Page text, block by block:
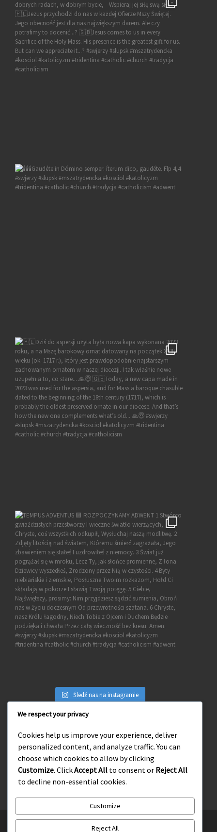
Śledź nas na instagramie
Wejdź na naszego facebooka
Słupskie Środowisko Tradycji Katolickiej
We respect your privacy
Cookies help us improve your experience, deliver
personalized content, and analyze traffic. You can
choose which cookies to allow by clicking
Customize. ClickAccept All to consent or Reject All
to decline non-essential cookies.
Customize
Reject All